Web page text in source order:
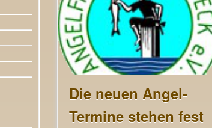
Die neuen Angel-
Termine stehen fest